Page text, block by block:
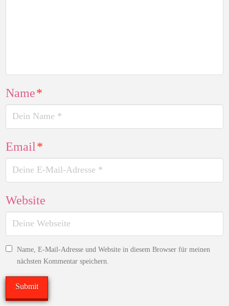
Name*
Email*
Website
Name, E-Mail-Adresse und Website in diesem Browser für meinen
nächsten Kommentar speichern.